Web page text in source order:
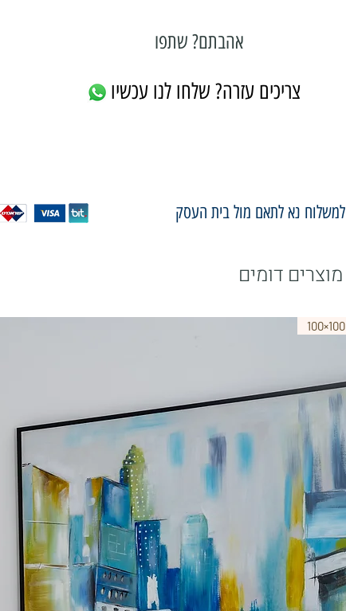
אהבתם? שתפו
צריכים עזרה? שלחו לנו עכשיו
למשלוח נא לתאם מול בית העסק
מוצרים דומים
100×100